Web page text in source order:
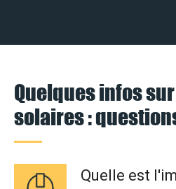
Quelques infos
solaires :
Quelle est